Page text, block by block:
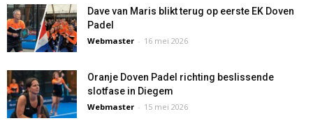
Dave van Maris blikt terug op eerste EK Doven
Padel
Webmaster - 16 mei 2026
Oranje Doven Padel richting beslissende
slotfase in Diegem
Webmaster - 15 mei 2026